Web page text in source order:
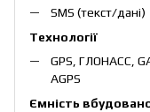
SMS (текст/дані)
Технології
GPS, ГЛОНАСС,
AGPS
Ємність